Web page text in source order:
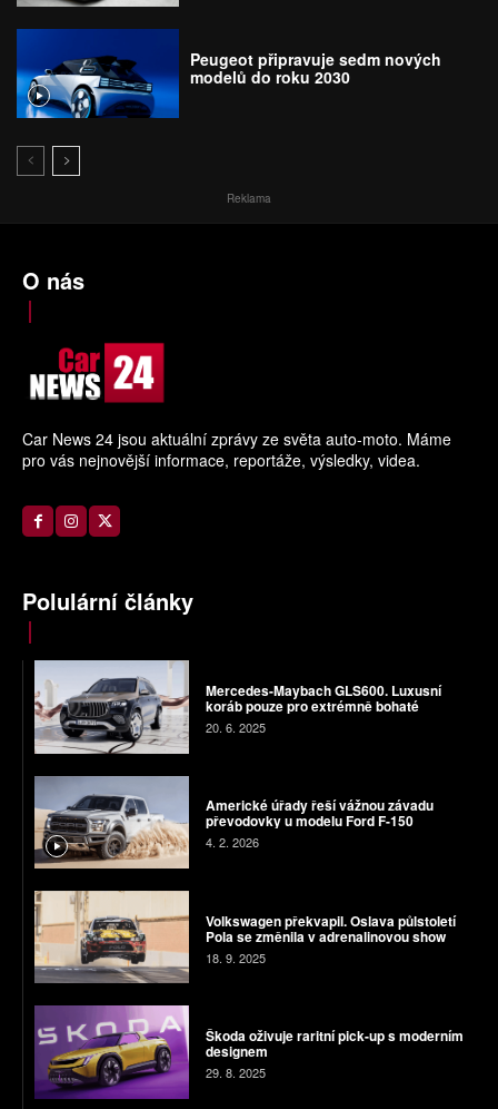
Peugeot připravuje sedm nových
modelů do roku 2030
Reklama
O nás
Car News 24 jsou aktuální zprávy ze světa auto-moto. Máme
pro vás nejnovější informace, reportáže, výsledky, videa.
Polulární články
Mercedes-Maybach GLS600. Luxusní
koráb pouze pro extrémně bohaté
20. 6. 2025
Americké úřady řeší vážnou závadu
převodovky u modelu Ford F-150
4. 2. 2026
Volkswagen překvapil. Oslava půlstoletí
Pola se změnila v adrenalinovou show
18. 9. 2025
Škoda oživuje raritní pick-up s moderním
designem
29. 8. 2025